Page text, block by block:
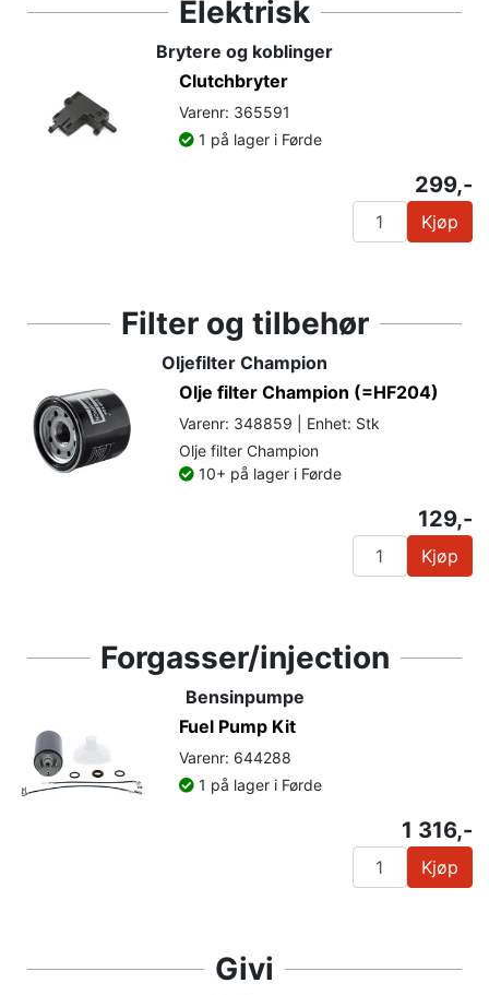
Elektrisk
Brytere og koblinger
Clutchbryter
Varenr: 365591
1 på lager i Førde
299,-
Kjøp
Filter og tilbehør
Oljefilter Champion
Olje filter Champion (=HF204)
Varenr: 348859 | Enhet: Stk
Olje filter Champion
10+ på lager i Førde
129,-
Kjøp
Forgasser/injection
Bensinpumpe
Fuel Pump Kit
Varenr: 644288
1 på lager i Førde
1 316,-
Kjøp
Givi